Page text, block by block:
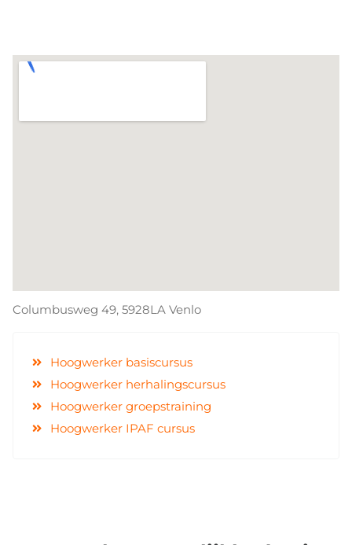
Columbusweg 49, 5928LA Venlo
Hoogwerker basiscursus
Hoogwerker herhalingscursus
Hoogwerker groepstraining
Hoogwerker IPAF cursus